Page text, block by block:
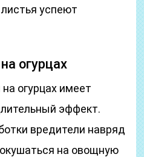
успеют
огурцах
огурцах имеет
эффект.
вредители навряд
на овощную